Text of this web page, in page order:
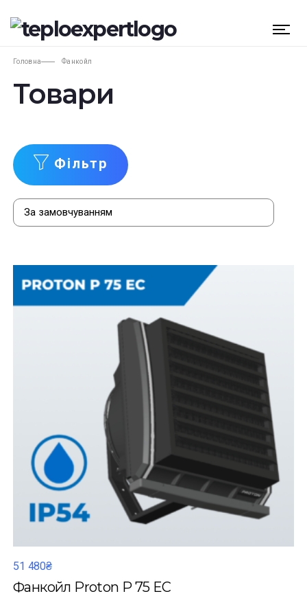
Головна Фанкойл
Товари
Фільтр
51 480₴
Фанкойл Proton P 75 EC